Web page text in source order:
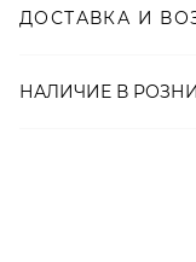
ДОСТАВКА И
НАЛИЧИЕ В